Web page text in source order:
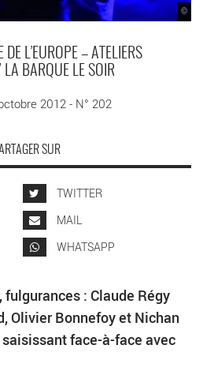
©
DE L’EUROPE – ATELIERS
LA BARQUE LE SOIR
2012 - N° 202
SUR
TWITTER
MAIL
WHATSAPP
: Claude Régy
Olivier Bonnefoy et Nichan
face-à-face avec